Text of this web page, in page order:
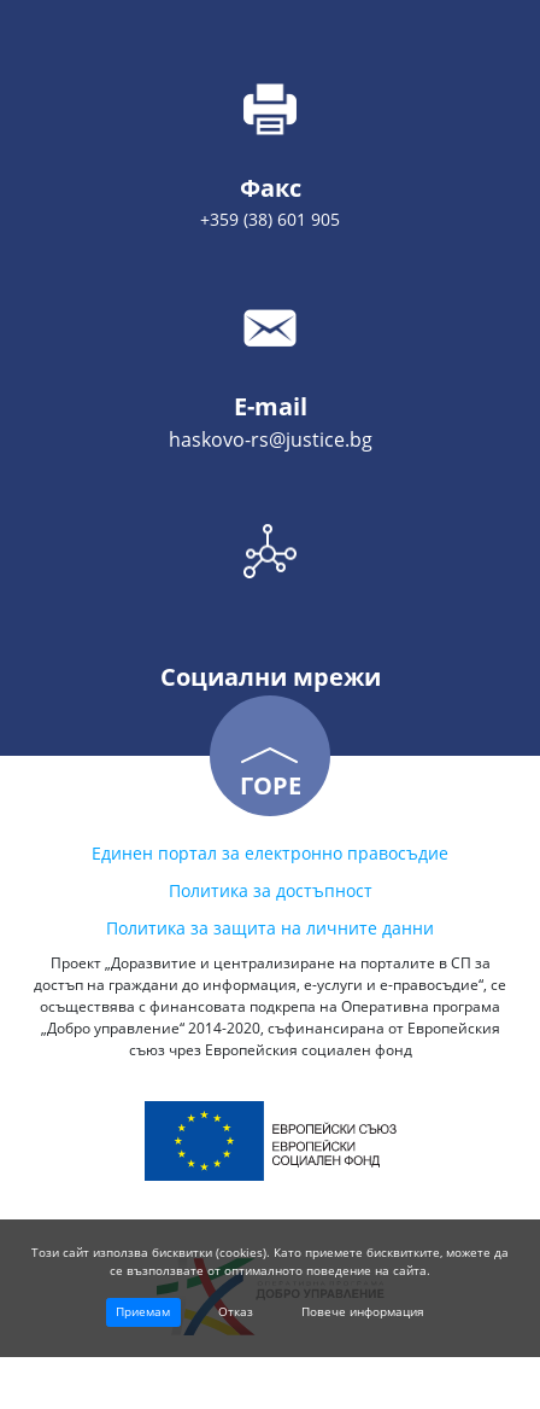
Факс
+359 (38) 601 905
E-mail
haskovo-rs@justice.bg
Социални мрежи
ГОРЕ
Единен портал за електронно правосъдие
Политика за достъпност
Политика за защита на личните данни
Проект „Доразвитие и централизиране на порталите в СП за
достъп на граждани до информация, е-услуги и е-правосъдие“, се
осъществява с финансовата подкрепа на Оперативна програма
„Добро управление“ 2014-2020, съфинансирана от Европейския
съюз чрез Европейския социален фонд
Този сайт използва бисквитки (cookies). Като приемете бисквитките, можете да
се възползвате от оптималното поведение на сайта.
Приемам Отказ Повече информация